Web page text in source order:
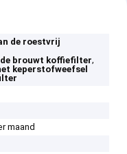
de roestvrij
brouwt koffiefilter,
keperstofweefsel
maand